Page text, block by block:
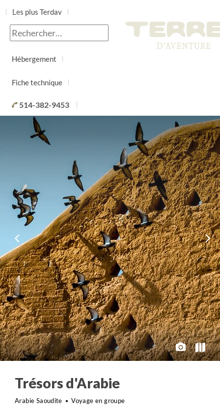
Les plus Terdav
Jour par jour
Hébergement
Fiche technique
514-382-9453
Trésors d'Arabie
Arabie Saoudite Voyage en groupe